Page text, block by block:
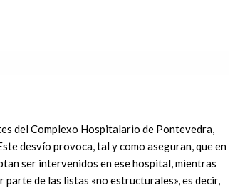
del Complexo Hospitalario de Pontevedra,
desvío provoca, tal y como aseguran, que en
ser intervenidos en ese hospital, mientras
de las listas «no estructurales», es decir,